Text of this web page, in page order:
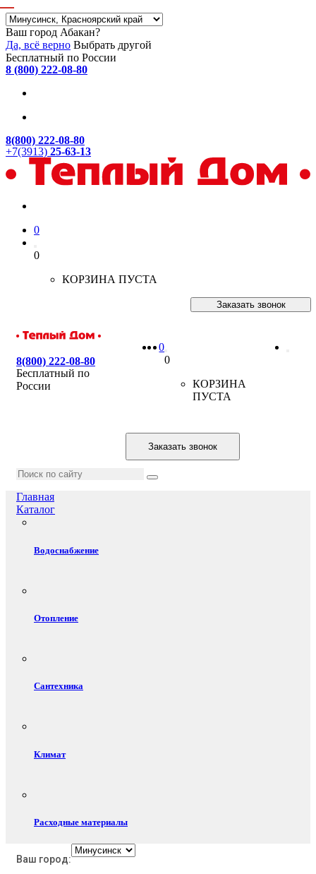
Ваш город Абакан?
Да, всё верно Выбрать другой
Бесплатный по России
8 (800) 222-08-80
8(800) 222-08-80
+7(3913) 25-63-13
0
0
КОРЗИНА ПУСТА
Заказать звонок
8(800) 222-08-80
Бесплатный по
России
0
0
КОРЗИНА
ПУСТА
Заказать звонок
Главная
Каталог
Водоснабжение
Отопление
Сантехника
Климат
Расходные материалы
Ваш город: